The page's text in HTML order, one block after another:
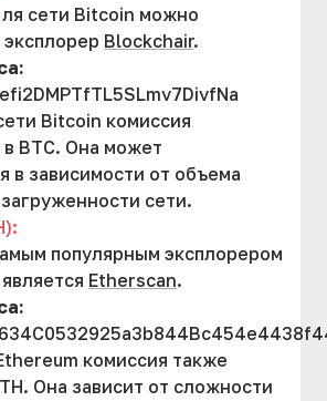
сети Bitcoin можно
эксплорер Blockchair.
Bitcoin комиссия
в BTC. Она может
в зависимости от объема
сети.
популярным эксплорером
Etherscan.
комиссия также
Она зависит от сложности